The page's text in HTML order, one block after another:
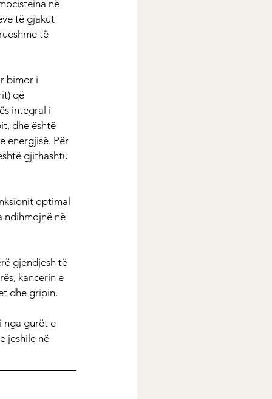
në
të gjakut
të
bimor i
që
integral i
dhe është
energjisë. Për
gjithashtu
optimal
ndihmojnë në
gjendjesh të
kancerin e
dhe gripin.
nga gurët e
jeshile në